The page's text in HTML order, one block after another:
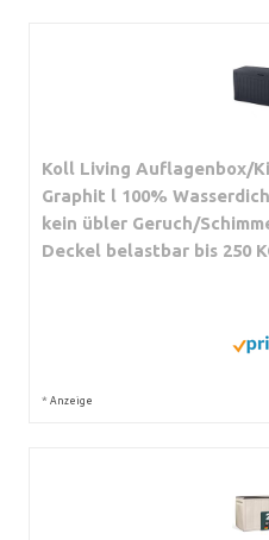
Koll Living Auflagenbox/
Graphit l 100%
kein übler Geruch/
Deckel belastbar bis 250
* Anzeige